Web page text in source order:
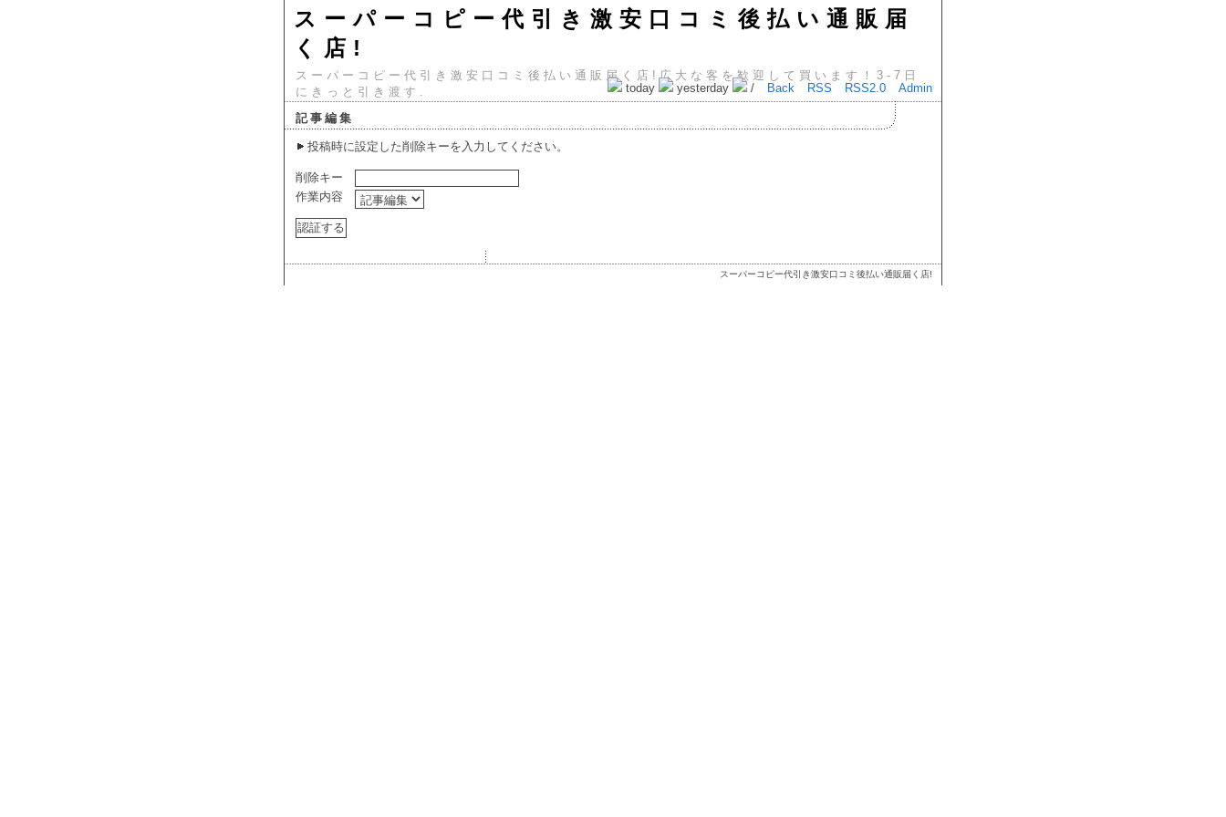
スーパーコピー代引き激安口コミ後払い通販届
く店!
スーパーコピー代引き激安口コミ後払い通販届く店!広大な客を歓迎して買います！3-7日
にきっと引き渡す.
today yesterday / Back RSS RSS2.0 Admin
記事編集
投稿時に設定した削除キーを入力してください。
削除キー
作業内容
スーパーコピー代引き激安口コミ後払い通販届く店!